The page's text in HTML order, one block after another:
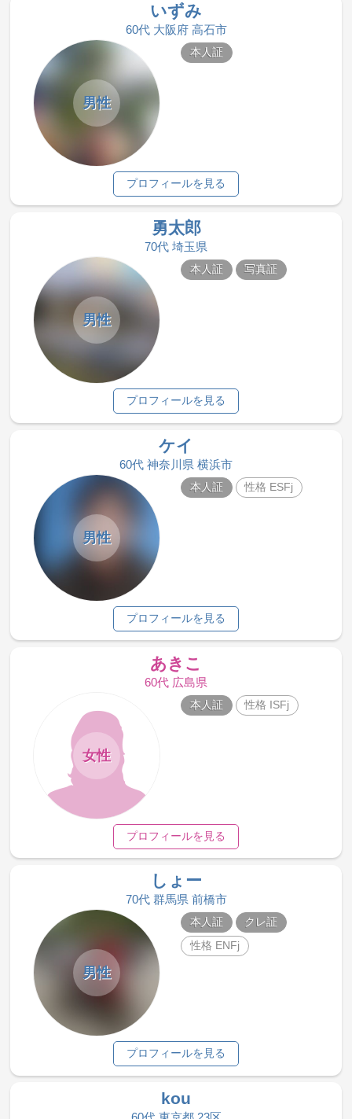
いずみ
60代 大阪府 高石市
男性
本人証
プロフィールを見る
勇太郎
70代 埼玉県
男性
本人証 写真証
プロフィールを見る
ケイ
60代 神奈川県 横浜市
男性
本人証 性格 ESFj
プロフィールを見る
あきこ
60代 広島県
女性
本人証 性格 ISFj
プロフィールを見る
しょー
70代 群馬県 前橋市
男性
本人証
クレ証
性格 ENFj
プロフィールを見る
kou